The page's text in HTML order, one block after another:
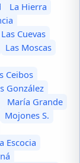
La Hierra
Las Cuevas
Las Moscas
Ceibos
González
María Grande
Mojones S.
Escocia